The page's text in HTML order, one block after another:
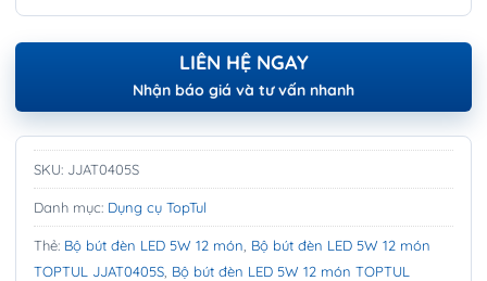
LIÊN HỆ NGAY
Nhận báo giá và tư vấn nhanh
SKU: JJAT0405S
Danh mục: Dụng cụ TopTul
Thẻ: Bộ bút đèn LED 5W 12 món Bộ bút đèn LED 5W 12 món
TOPTUL JJAT0405S Bộ bút đèn LED 5W 12 món TOPTUL